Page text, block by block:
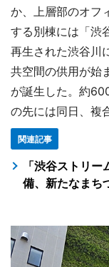
か、上層部のオフ
する別棟には「渋
再生された渋谷川
共空間の供用が始
が誕生した。約
の先には同日、複
関連記事
「渋谷ストリ
備、新たなまち